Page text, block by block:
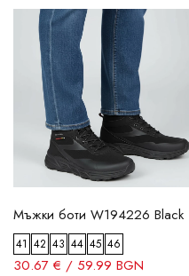
Мъжки боти W194226 Black
41 42 43 44 45 46
30.67 € / 59.99 BGN